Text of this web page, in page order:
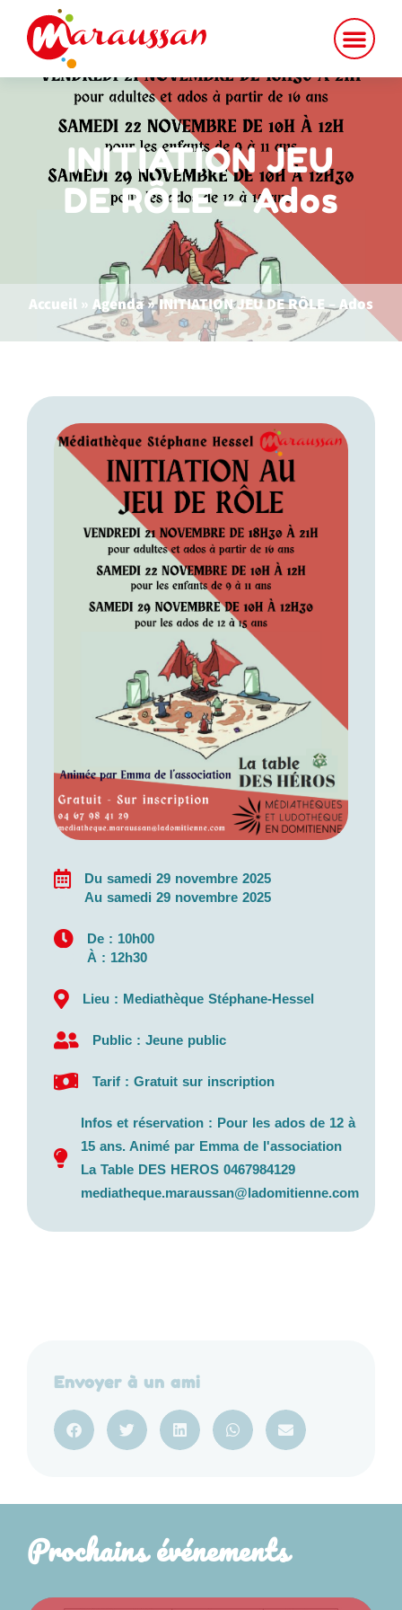
INITIATION JEU
DE RÔLE – Ados
Accueil » Agenda»INITIATION JEU DE RÔLE – Ados
Du samedi 29 novembre 2025
Au samedi 29 novembre 2025
De : 10h00
À : 12h30
Lieu : Mediathèque Stéphane-Hessel
Public : Jeune public
Tarif : Gratuit sur inscription
Infos et réservation : Pour les ados de 12 à
15 ans. Animé par Emma de l'association
La Table DES HEROS 0467984129
mediatheque.maraussan@ladomitienne.com
Envoyer à un ami
Prochains événements